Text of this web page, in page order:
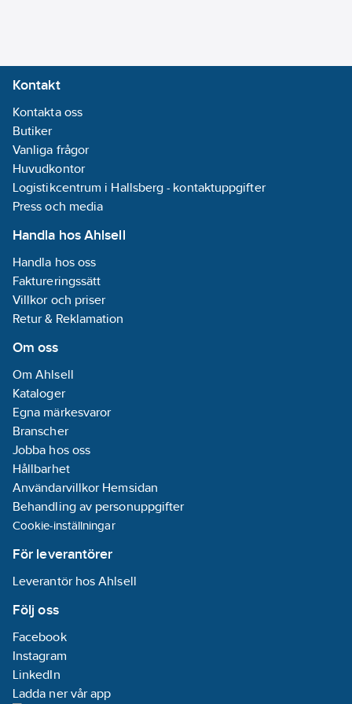
artikelnr:
Ean
artikelnr:
5706445340095
Materialklass QF329B
Kontakt
Kontakta oss
Butiker
Vanliga frågor
Huvudkontor
Logistikcentrum i Hallsberg - kontaktuppgifter
Press och media
Handla hos Ahlsell
Handla hos oss
Faktureringssätt
Villkor och priser
Retur & Reklamation
Om oss
Om Ahlsell
Kataloger
Egna märkesvaror
Branscher
Jobba hos oss
Hållbarhet
Användarvillkor Hemsidan
Behandling av personuppgifter
Cookie-inställningar
För leverantörer
Leverantör hos Ahlsell
Följ oss
Facebook
Instagram
LinkedIn
Ladda ner vår app